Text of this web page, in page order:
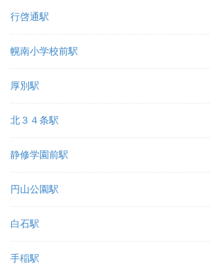
行啓通駅
幌南小学校前駅
厚別駅
北３４条駅
静修学園前駅
円山公園駅
白石駅
手稲駅